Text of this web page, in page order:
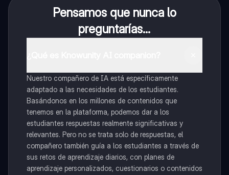
Pensamos que nunca lo
preguntarías...
Nuestro compañero de IA está específicamente
adaptado a las necesidades de los estudiantes.
Basándonos en los millones de contenidos que
tenemos en la plataforma, podemos dar a los
estudiantes respuestas realmente significativas y
relevantes. Pero no se trata solo de respuestas, el
compañero también guía a los estudiantes a través de
sus retos de aprendizaje diarios, con planes de
aprendizaje personalizados, cuestionarios o contenidos